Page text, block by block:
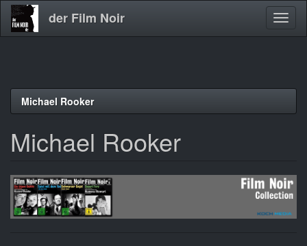
Direkt
der Film Noir
Michael Rooker
Michael Rooker